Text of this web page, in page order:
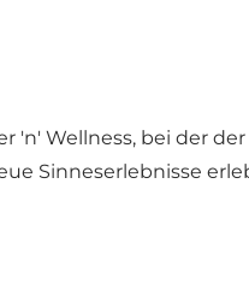
Wellness, bei der
Sinneserlebnisse